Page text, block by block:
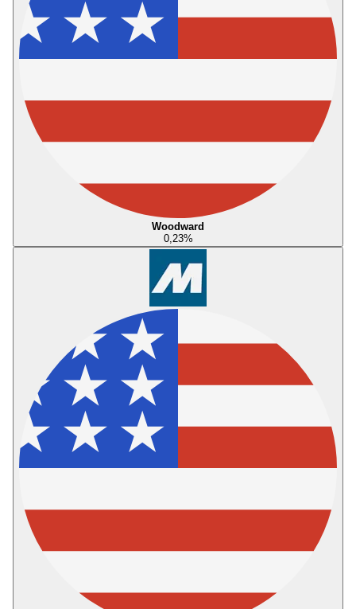
Woodward
0,23%